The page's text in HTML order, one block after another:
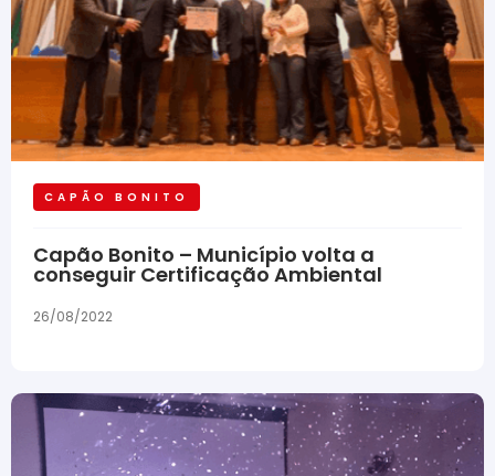
CAPÃO BONITO
Capão Bonito – Município volta a
conseguir Certificação Ambiental
26/08/2022